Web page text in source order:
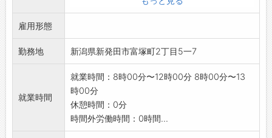
〇接骨院にかかわる業務
・院内整理、清掃、洗濯など
*勤務日数や勤務時間などについては、相談に応
じます
「変更範囲:変更なし」
雇用形態
勤務地 新潟県新発田市富塚町2丁目5一7
就業時間
就業時間：8時00分〜12時00分 8時00分〜13
時00分
休憩時間：0分
時間外労働時間：0時間...